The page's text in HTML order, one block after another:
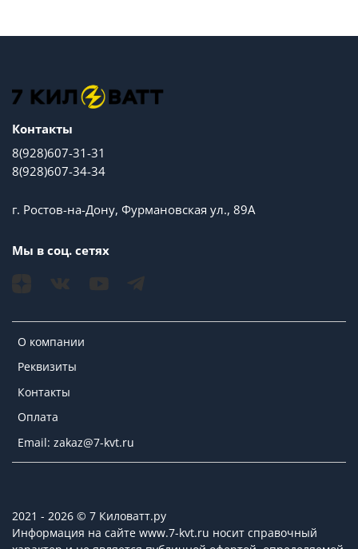
О компании
Реквизиты
Контакты
Оплата
Email: zakaz@7-kvt.ru
Контакты
8(928)607-31-31
8(928)607-34-34
г. Ростов-на-Дону, Фурмановская ул., 89А
Мы в соц. сетях
2021 - 2026 © 7 Киловатт.ру
Информация на сайте www.7-kvt.ru носит справочный